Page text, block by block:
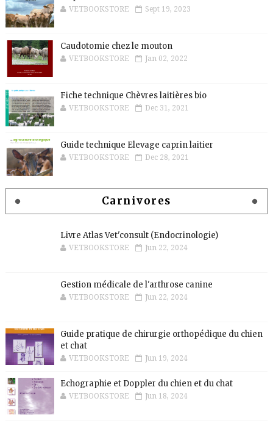
VETBOOKSTORE Sept 19, 2023
Caudotomie chez le mouton
VETBOOKSTORE Jan 02, 2022
Fiche technique Chèvres laitières bio
VETBOOKSTORE Dec 31, 2021
Guide technique Elevage caprin laitier
VETBOOKSTORE Dec 28, 2021
Carnivores
Livre Atlas Vet'consult (Endocrinologie)
VETBOOKSTORE Jun 22, 2024
Gestion médicale de l'arthrose canine
VETBOOKSTORE Jun 22, 2024
Guide pratique de chirurgie orthopédique du chien
et chat
VETBOOKSTORE Jun 19, 2024
Echographie et Doppler du chien et du chat
VETBOOKSTORE Jun 18, 2024